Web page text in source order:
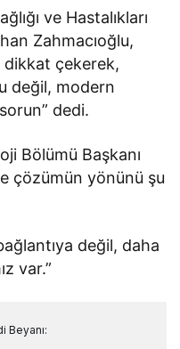
ve Hastalıkları
Zahmacıoğlu,
dikkat çekerek,
değil, modern
dedi.
Bölümü Başkanı
çözümün yönünü şu
değil, daha
var.”
Beyanı: